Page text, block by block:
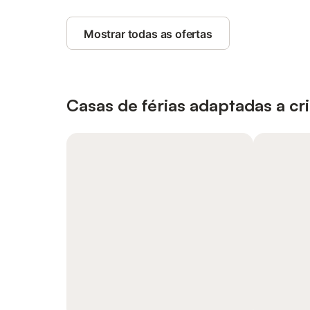
Mostrar todas as ofertas
Casas de férias adaptadas a